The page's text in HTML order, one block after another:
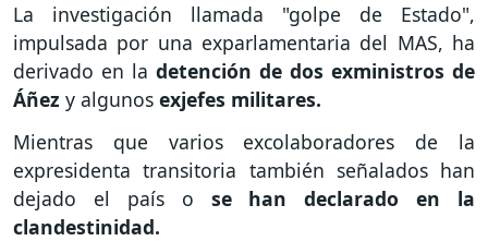
La investigación llamada "golpe de Estado",
impulsada por una exparlamentaria del MAS, ha
derivado en la detención de dos exministros de
Áñez y algunos exjefes militares.
Mientras que varios excolaboradores de la
expresidenta transitoria también señalados han
dejado el país o se han declarado en la
clandestinidad.